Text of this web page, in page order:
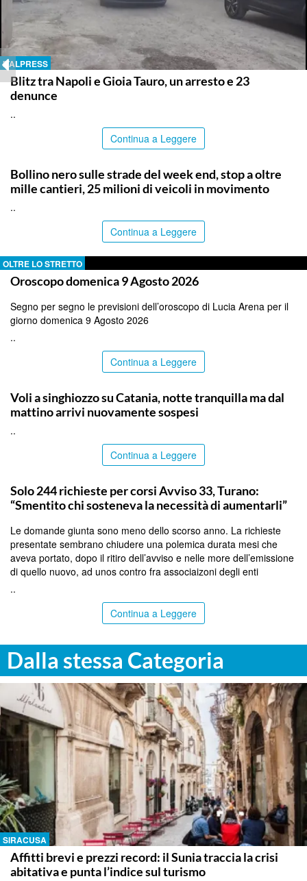
ITALPRESS
Blitz tra Napoli e Gioia Tauro, un arresto e 23
denunce
..
Continua a Leggere
Bollino nero sulle strade del week end, stop a oltre
mille cantieri, 25 milioni di veicoli in movimento
..
Continua a Leggere
OLTRE LO STRETTO
Oroscopo domenica 9 Agosto 2026
Segno per segno le previsioni dell’oroscopo di Lucia Arena per il
giorno domenica 9 Agosto 2026
..
Continua a Leggere
Voli a singhiozzo su Catania, notte tranquilla ma dal
mattino arrivi nuovamente sospesi
..
Continua a Leggere
Solo 244 richieste per corsi Avviso 33, Turano:
“Smentito chi sosteneva la necessità di aumentarli”
Le domande giunta sono meno dello scorso anno. La richieste
presentate sembrano chiudere una polemica durata mesi che
aveva portato, dopo il ritiro dell’avviso e nelle more dell’emissione
di quello nuovo, ad unos contro fra associaizoni degli enti
..
Continua a Leggere
Dalla stessa Categoria
SIRACUSA
Affitti brevi e prezzi record: il Sunia traccia la crisi
abitativa e punta l’indice sul turismo